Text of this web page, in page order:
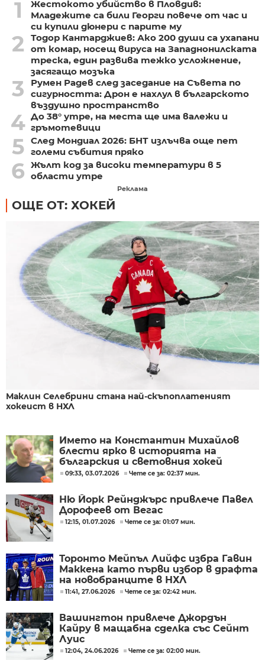
1
Жестокото убийство в Пловдив:
Младежите са били Георги повече от час и
си купили дюнери с парите му
2
Тодор Кантарджиев: Ако 200 души са ухапани
от комар, носещ вируса на Западнонилската
треска, един развива тежко усложнение,
засягащо мозъка
3
Румен Радев след заседание на Съвета по
сигурността: Дрон е нахлул в българското
въздушно пространство
4 До 38° утре, на места ще има валежи и
гръмотевици
5 След Мондиал 2026: БНТ излъчва още пет
големи събития пряко
6 Жълт код за високи температури в 5
области утре
Реклама
ОЩЕ ОТ: ХОКЕЙ
Маклин Селебрини стана най-скъпоплатеният
хокеист в НХЛ
Името на Константин Михайлов
блести ярко в историята на
българския и световния хокей
09:33, 03.07.2026 Чете се за: 02:37 мин.
Ню Йорк Рейнджърс привлече Павел
Дорофеев от Вегас
12:15, 01.07.2026 Чете се за: 01:07 мин.
Торонто Мейпъл Лийфс избра Гавин
Маккена като първи избор в драфта
на новобранците в НХЛ
11:41, 27.06.2026 Чете се за: 02:42 мин.
Вашингтон привлече Джордън
Кайру в мащабна сделка със Сейнт
Луис
12:04, 24.06.2026 Чете се за: 02:00 мин.